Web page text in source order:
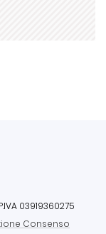
03919360275
Consenso